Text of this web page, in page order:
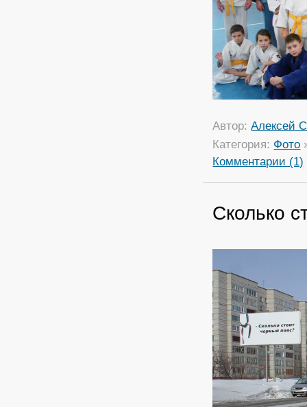
Автор:Алексей
Категория: Фото
Комментарии (1)
Сколько